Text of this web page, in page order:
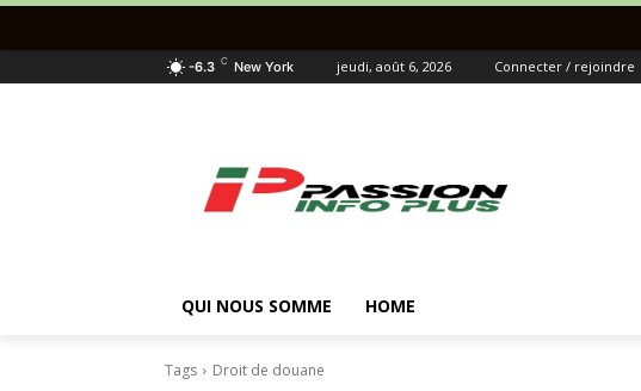
-6.3 C New York jeudi, août 6, 2026 Connecter / rejoindre
QUI NOUS SOMME HOME
Tags Droit de douane